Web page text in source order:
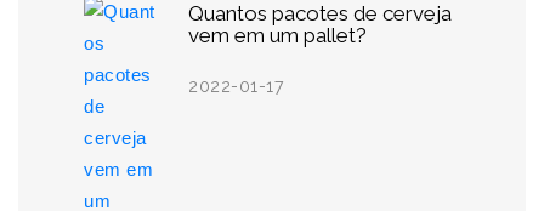
Quantos pacotes de cerveja
vem em um pallet?
2022-01-17